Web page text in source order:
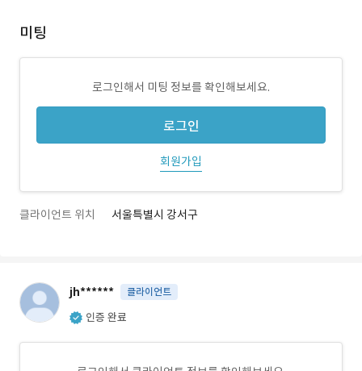
미팅
로그인해서 미팅 정보를 확인해보세요.
로그인
회원가입
클라이언트 위치 서울특별시 강서구
jh****** 클라이언트
인증 완료